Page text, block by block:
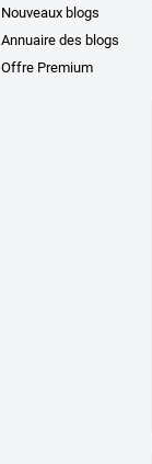
Nouveaux blogs
Annuaire des blogs
Offre Premium